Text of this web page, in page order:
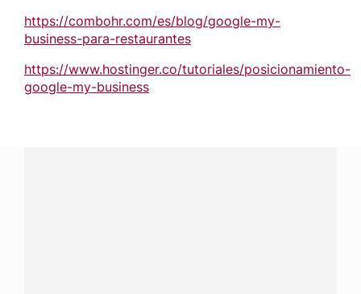
https://combohr.com/es/blog/google-my-
business-para-restaurantes
https://www.hostinger.co/tutoriales/posicionamiento-
google-my-business